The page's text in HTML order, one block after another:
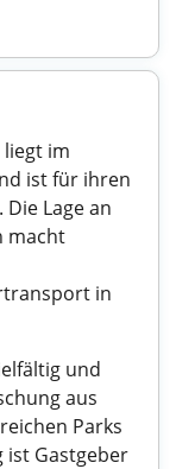
im
ist für ihren
Lage an
macht
in
und
aus
Parks
ist Gastgeber